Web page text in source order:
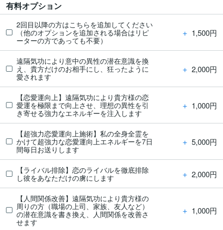
有料オプション
2回目以降の方はこちらを追加してください
（他のオプションを追加される場合はリピ
ーターの方であっても不要）
＋ 1,500円
遠隔気功により意中の異性の潜在意識を換
え、貴方だけのお相手にし、狂ったように
愛されます
＋ 2,000円
【恋愛運向上】遠隔気功により貴方様の恋
愛運を極限まで向上させ、理想の異性を引
き寄せる強力なエネルギーを注入します
＋ 1,000円
【超強力恋愛運向上施術】私の全身全霊を
かけて超強力な恋愛運向上エネルギーを7日
間毎日お送りします
＋ 5,000円
【ライバル排除】恋のライバルを徹底排除
し彼をあなただけの虜にします
＋ 2,000円
【人間関係改善】遠隔気功により貴方様の
周りの方（職場の上司、家族、友人など）
の潜在意識を書き換え、人間関係を改善さ
せます
＋ 1,000円